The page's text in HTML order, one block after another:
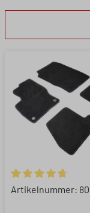
Gemiddelde
Artikelnummer: